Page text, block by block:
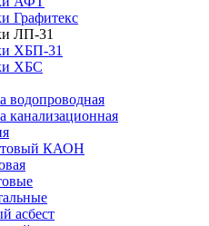
Графитекс
ЛП-31
ХБП-31
ХБС
водопроводная
канализационная
КАОН
асбеcт